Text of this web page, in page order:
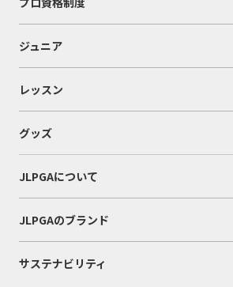
ジュニア
レッスン
グッズ
JLPGAについて
JLPGAのブランド
サステナビリティ